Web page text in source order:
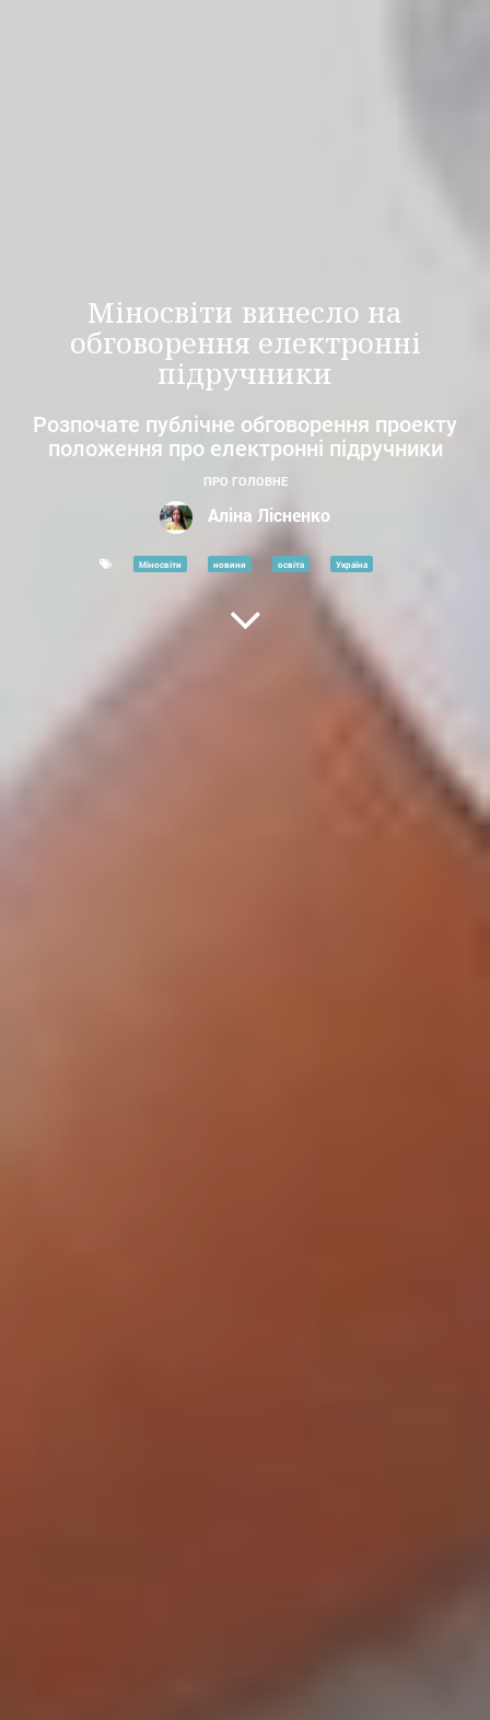
Міносвіти винесло на
обговорення електронні
підручники
Розпочате публічне обговорення проекту
положення про електронні підручники
ПРО ГОЛОВНЕ
Аліна Лісненко
Міносвіти новини освіта Україна